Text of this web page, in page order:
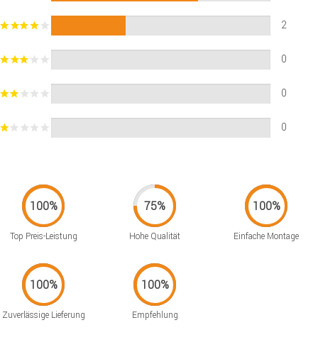
2
0
0
0
Top Preis-Leistung Hohe Qualität Einfache Montage
Zuverlässige Lieferung Empfehlung